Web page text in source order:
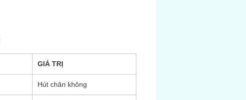
GIÁ TRỊ
Hút chân không